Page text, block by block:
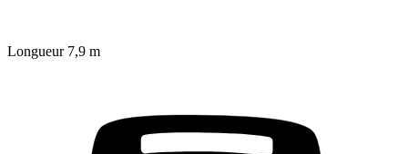
Longueur 7,9 m